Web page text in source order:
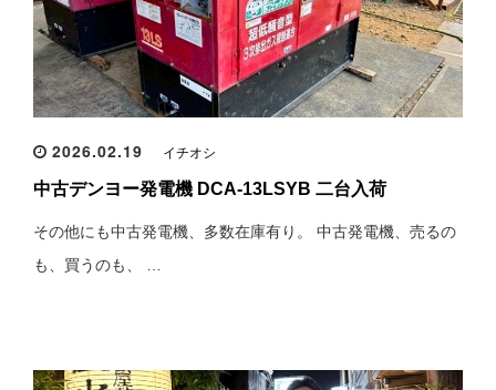
2026.02.19 イチオシ
中古デンヨー発電機 DCA-13LSYB 二台入荷
その他にも中古発電機、多数在庫有り。 中古発電機、売るの
も、買うのも、 …